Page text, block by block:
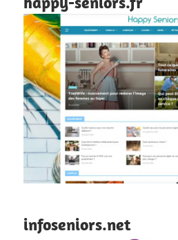
infoseniors.net